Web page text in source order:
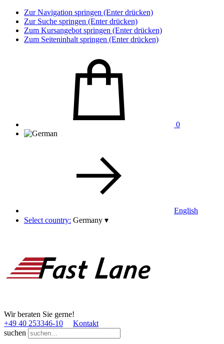
Zur Navigation springen (Enter drücken)
Zur Suche springen (Enter drücken)
Zum Kursangebot springen (Enter drücken)
Zum Seiteninhalt springen (Enter drücken)
0
English
Select country: Germany ▾
Wir beraten Sie gerne!
+49 40 253346­-10
Kontakt
suchen